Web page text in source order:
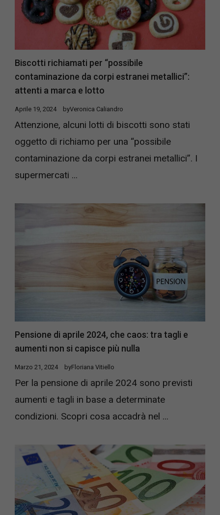
Biscotti richiamati per “possibile
contaminazione da corpi estranei metallici”:
attenti a marca e lotto
Aprile 19, 2024 byVeronica Caliandro
Attenzione, alcuni lotti di biscotti sono stati
oggetto di richiamo per una “possibile
contaminazione da corpi estranei metallici”. I
supermercati ...
Pensione di aprile 2024, che caos: tra tagli e
aumenti non si capisce più nulla
Marzo 21, 2024 byFloriana Vitiello
Per la pensione di aprile 2024 sono previsti
aumenti e tagli in base a determinate
condizioni. Scopri cosa accadrà nel ...